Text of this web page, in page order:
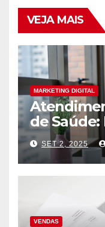
VEJA MAIS
MARKETING DIGITAL
de Saúde:
SET 2, 2025
VENDAS